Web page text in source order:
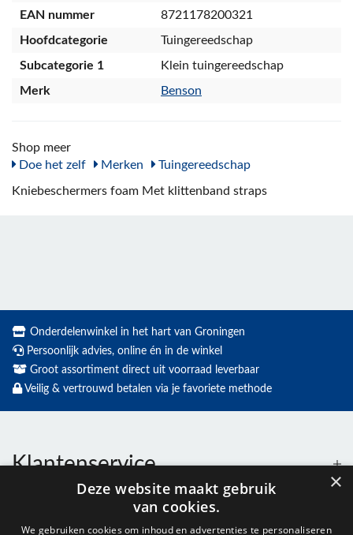
EAN nummer
8721178200321
Hoofdcategorie
Tuingereedschap
Subcategorie 1
Klein tuingereedschap
Merk
Benson
Shop meer
Doe het zelf
Merken Tuingereedschap
Kniebeschermers foam Met klittenband straps
Onderdelenwinkel in het hart van Groningen
Persoonlijk advies, online én in de winkel
Groot assortiment direct uit voorraad leverbaar
Veilig & vertrouwd betalen via je favoriete methode
Klantenservice
×
Deze website maakt gebruik
van cookies.
We gebruiken cookies om inhoud en advertenties te personaliseren